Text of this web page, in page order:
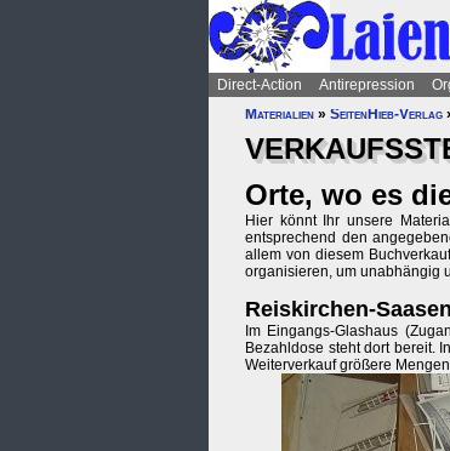
Direct-Action Antirepression
Materialien » SeitenHieb-Verlag
Orte, wo es
Hier könnt Ihr unsere
entsprechend den
allem von diesem
organisieren, um unabhängig
Reiskirchen-
Im Eingangs-Glashaus
Bezahldose steht dort bereit.
Weiterverkauf größere